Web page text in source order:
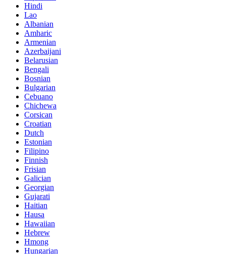
Hindi
Lao
Albanian
Amharic
Armenian
Azerbaijani
Belarusian
Bengali
Bosnian
Bulgarian
Cebuano
Chichewa
Corsican
Croatian
Dutch
Estonian
Filipino
Finnish
Frisian
Galician
Georgian
Gujarati
Haitian
Hausa
Hawaiian
Hebrew
Hmong
Hungarian